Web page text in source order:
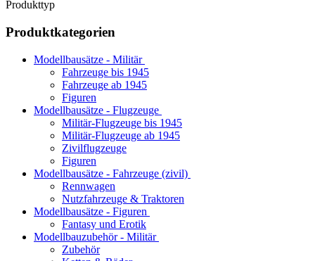
Produkttyp
Produktkategorien
Modellbausätze - Militär
Fahrzeuge bis 1945
Fahrzeuge ab 1945
Figuren
Modellbausätze - Flugzeuge
Militär-Flugzeuge bis 1945
Militär-Flugzeuge ab 1945
Zivilflugzeuge
Figuren
Modellbausätze - Fahrzeuge (zivil)
Rennwagen
Nutzfahrzeuge & Traktoren
Modellbausätze - Figuren
Fantasy und Erotik
Modellbauzubehör - Militär
Zubehör